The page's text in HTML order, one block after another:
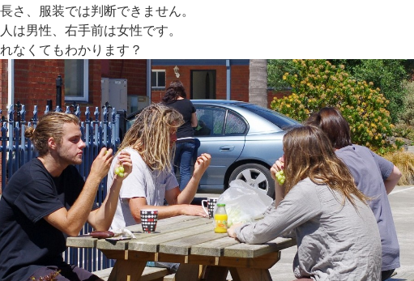
さ、服装では判断できません。
は男性、右手前は女性です。
なくてもわかります？